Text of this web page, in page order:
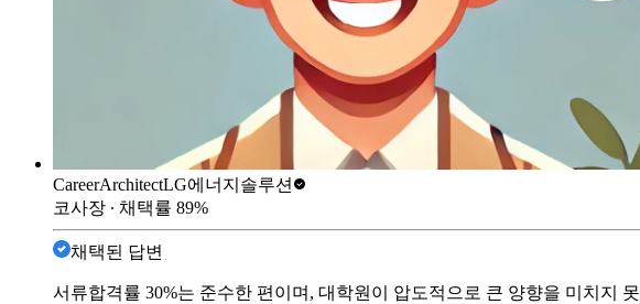
CareerArchitectLG에너지솔루션
코사장 ∙ 채택률 89%
채택된 답변
서류합격률 30%는 준수한 편이며, 대학원이 압도적으로 큰 양향을 미치지